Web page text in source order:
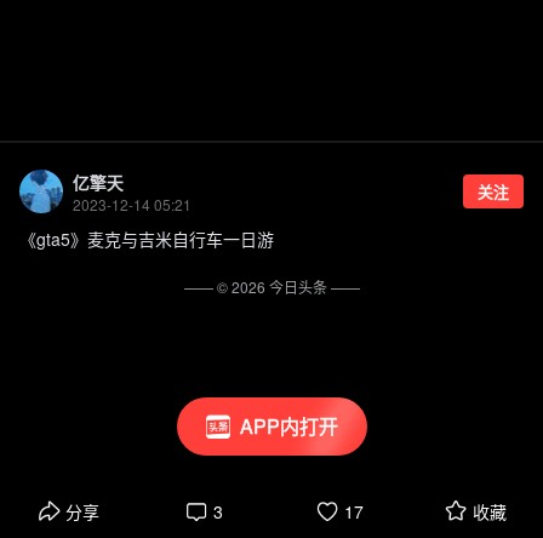
APP内打开
亿擎天
2023-12-14 05:21
关注
《gta5》麦克与吉米自行车一日游
分享 3 17 收藏
—— ©2026 今日头条——